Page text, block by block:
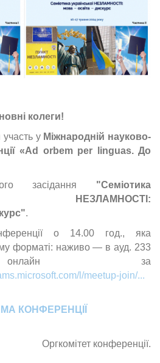
колеги!
у Міжнародній науково-
«Ad orbem per linguas. До
засідання "Семіотика
НЕЗЛАМНОСТІ:
.
о 14.00 год., яка
форматі: наживо — в ауд. 233
за
l/meetup-join/...
КОНФЕРЕНЦІЇ
Оргкомітет конференції.